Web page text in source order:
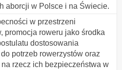
aborcji w Polsce i na Świecie.
w przestrzeni
promocja roweru jako środka
dostosowania
potrzeb rowerzystów oraz
rzecz ich bezpieczeństwa w